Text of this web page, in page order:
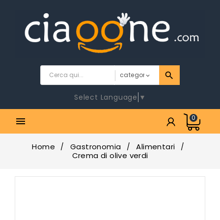
Select Language ▼
 0
Home Gastronomia
Alimentari
Crema di olive verdi